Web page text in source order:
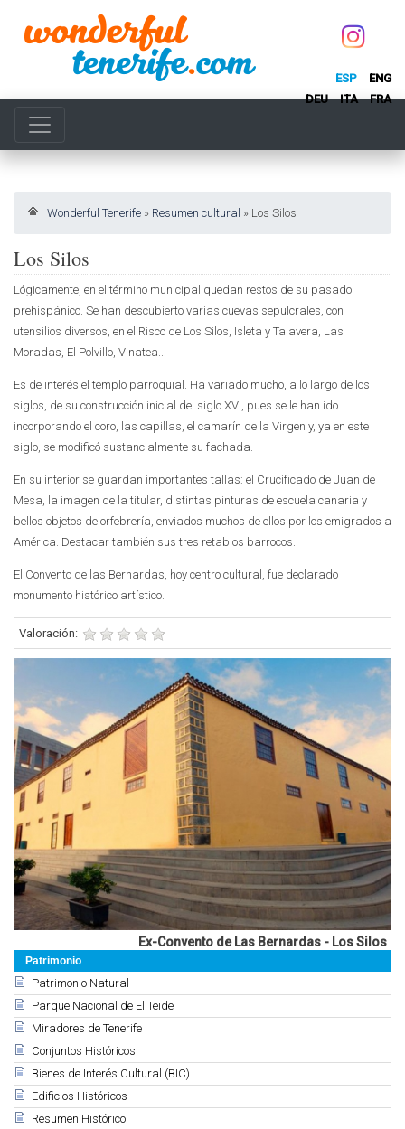
ESP
ENG
DEU
ITA FRA
Wonderful Tenerife » Resumen cultural » Los Silos
Patrimonio
Patrimonio Natural
Parque Nacional de El Teide
Miradores de Tenerife
Conjuntos Históricos
Bienes de Interés Cultural (BIC)
Edificios Históricos
Resumen Histórico
Los Silos
Lógicamente, en el término municipal quedan restos de su pasado
prehispánico. Se han descubierto varias cuevas sepulcrales, con
utensilios diversos, en el Risco de Los Silos, Isleta y Talavera, Las
Moradas, El Polvillo, Vinatea...
Es de interés el templo parroquial. Ha variado mucho, a lo largo de los
siglos, de su construcción inicial del siglo XVI, pues se le han ido
incorporando el coro, las capillas, el camarín de la Virgen y, ya en este
siglo, se modificó sustancialmente su fachada.
En su interior se guardan importantes tallas: el Crucificado de Juan de
Mesa, la imagen de la titular, distintas pinturas de escuela canaria y
bellos objetos de orfebrería, enviados muchos de ellos por los emigrados a
América. Destacar también sus tres retablos barrocos.
El Convento de las Bernardas, hoy centro cultural, fue declarado
monumento histórico artístico.
Valoración:
Ex-Convento de Las Bernardas - Los Silos